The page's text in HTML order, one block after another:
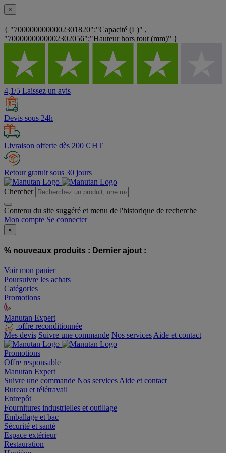
×
{ "7000000000002301820":"Capacité (L)" ,
"7000000000002302056":"Hauteur hors tout (mm)" }
4,1/5 Laissez un avis
Devis sous 24h
Livraison offerte dès 200 € HT
Retour gratuit sous 30 jours
Chercher
Contenu du site suggéré et menu de l'historique de recherche
Mon compte Se connecter
×
% nouveaux produits : Dernier ajout :
Voir mon panier
Poursuivre les achats
Catégories
Promotions
Manutan Expert
offre reconditionnée
Mes devis Suivre une commande Nos services Aide et contact
Promotions
Offre responsable
Manutan Expert
Suivre une commande Nos services Aide et contact
Bureau et télétravail
Entrepôt
Fournitures industrielles et outillage
Emballage et bac
Sécurité et santé
Espace extérieur
Restauration